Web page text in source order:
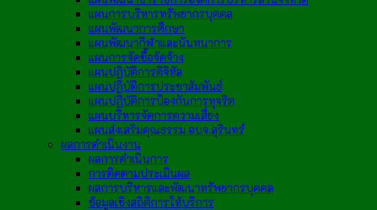
แผนการบริหารทรัพยากรบุคคล
แผนพัฒนาการศึกษา
แผนพัฒนากีฬาและนันทนาการ
แผนการจัดซื้อจัดจ้าง
แผนปฏิบัติการดิจิทัล
แผนปฏิบัติการประชาสัมพันธ์
แผนปฏิบัติการป้องกันการทุจริต
แผนบริหารจัดการความเสี่ยง
แผนส่งเสริมคุณธรรม อบจ.สุรินทร์
ผลการดำเนินงาน
ผลการดำเนินการ
การติดตามประเมินผล
ผลการบริหารและพัฒนาทรัพยากรบุคคล
ข้อมูลเชิงสถิติการให้บริการ